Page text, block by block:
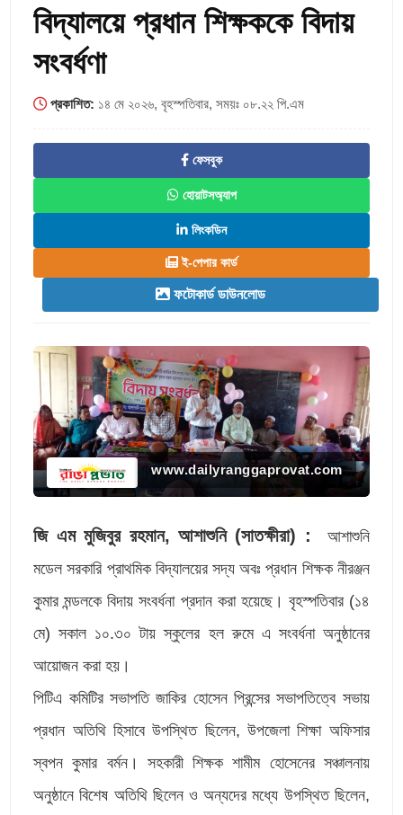
বিদ্যালয়ে প্রধান শিক্ষককে বিদায়
সংবর্ধণা
প্রকাশিত: ১৪ মে ২০২৬, বৃহস্পতিবার, সময়ঃ ০৮.২২ পি.এম
ফেসবুক
হোয়াটসঅ্যাপ
লিংকডিন
ই-পেপার কার্ড
ফটোকার্ড ডাউনলোড
www.dailyranggaprovat.com
জি এম মুজিবুর রহমান, আশাশুনি (সাতক্ষীরা) :
আশাশুনি
মডেল সরকারি প্রাথমিক বিদ্যালয়ের সদ্য অবঃ প্রধান শিক্ষক নীরঞ্জন
কুমার মন্ডলকে বিদায় সংবর্ধনা প্রদান করা হয়েছে। বৃহস্পতিবার (১৪
মে) সকাল ১০.৩০ টায় স্কুলের হল রুমে এ সংবর্ধনা অনুষ্ঠানের
আয়োজন করা হয়।
পিটিএ কমিটির সভাপতি জাকির হোসেন প্রিন্সের সভাপতিত্বে সভায়
প্রধান অতিথি হিসাবে উপস্থিত ছিলেন, উপজেলা শিক্ষা অফিসার
স্বপন কুমার বর্মন। সহকারী শিক্ষক শামীম হোসেনের সঞ্চালনায়
অনুষ্ঠানে বিশেষ অতিথি ছিলেন ও অন্যদের মধ্যে উপস্থিত ছিলেন,